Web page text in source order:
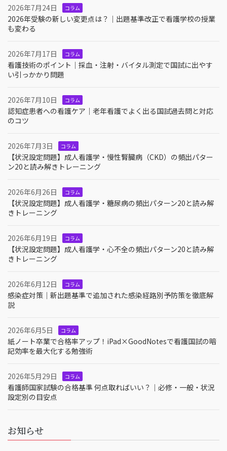
2026年7月24日 コラム
2026年受験の新しい変更点は？｜出題基準改正で看護学校の授業
も変わる
2026年7月17日 コラム
看護技術のポイント｜採血・注射・バイタル測定で国試に出やす
い引っかかり問題
2026年7月10日 コラム
認知症患者への看護ケア｜老年看護でよく出る国試過去問と対応
のコツ
2026年7月3日 コラム
【状況設定問題】成人看護学・慢性腎臓病（CKD）の頻出パター
ン20と読み解きトレーニング
2026年6月26日 コラム
【状況設定問題】成人看護学・糖尿病の頻出パターン20と読み解
きトレーニング
2026年6月19日 コラム
【状況設定問題】成人看護学・心不全の頻出パターン20と読み解
きトレーニング
2026年6月12日 コラム
感染症対策｜新出題基準で追加された感染経路別予防策を徹底解
説
2026年6月5日 コラム
紙ノート卒業で合格率アップ！iPad×GoodNotesで看護国試の暗
記効率を最大化する勉強術
2026年5月29日 コラム
看護師国家試験の合格基準 何点取ればいい？｜必修・一般・状況
設定別の目安点
お知らせ